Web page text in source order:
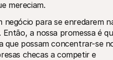
mereciam.
para se enredarem
a nossa promessa é
que possam concentrar-se
checas a competir e